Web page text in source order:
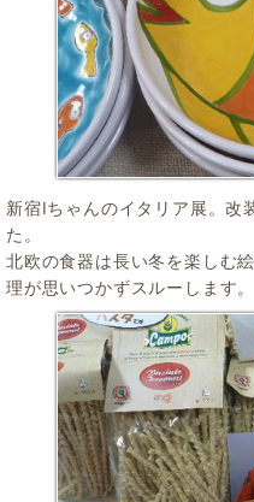
新宿Iちゃんのイタリア展。改
た。
北欧の食器は長い冬を楽しむ
理が思いつかずスルーします。